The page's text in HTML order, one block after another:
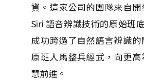
資。這家公司的團隊來自開
Siri 語音辨識技術的原始班
成功跨過了自然語言辨識
原班人馬整兵經武，向更高
慧前進。